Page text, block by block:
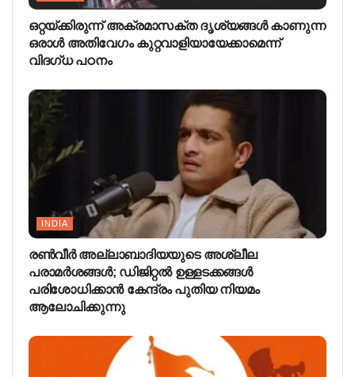
ഒറ്റയ്‌ക്കിരുന്ന് അക്രമാസക്ത ദൃശ്യങ്ങള്‍ കാണുന്ന
ഒരാള്‍ അതിവേഗം കുറ്റവാളിയായേക്കാമെന്ന്
വിദഗ്ധ പഠനം
INDIA
രണ്‍വീര്‍ അല്ലാബാദിയയുടെ അശ്ലീല
പരാമര്‍ശങ്ങള്‍; ഡിജിറ്റല്‍ ഉള്ളടക്കങ്ങള്‍
പരിശോധിക്കാന്‍ കേന്ദ്രം പുതിയ നിയമം
ആലോചിക്കുന്നു